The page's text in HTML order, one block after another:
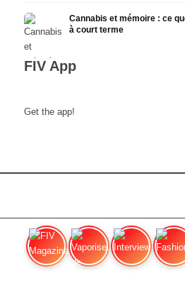
Cannabis et mémoire : ce
à court terme
FIV App
Get the app!